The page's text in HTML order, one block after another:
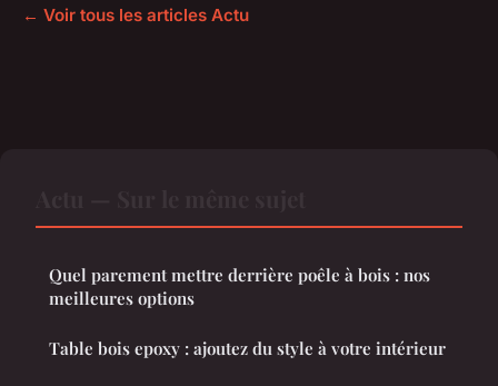
← Voir tous les articles Actu
Quel parement mettre derrière poêle à bois : nos
meilleures options
Table bois epoxy : ajoutez du style à votre intérieur